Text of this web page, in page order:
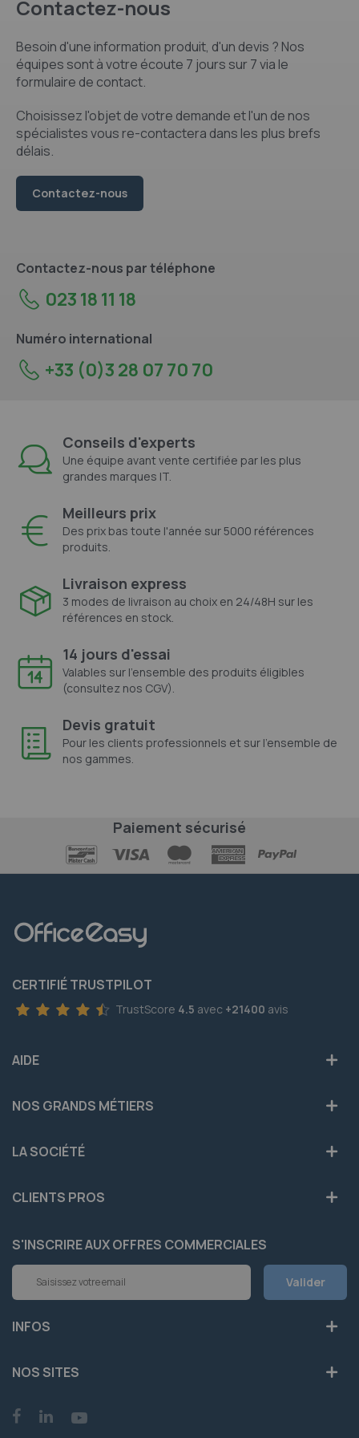
Contactez-nous
Besoin d'une information produit, d'un devis ? Nos
équipes sont à votre écoute 7 jours sur 7 via le
formulaire de contact.
Choisissez l'objet de votre demande et l'un de nos
spécialistes vous re-contactera dans les plus brefs
délais.
Contactez-nous
Contactez-nous par téléphone
023 18 11 18
Numéro international
+33 (0)3 28 07 70 70
Conseils d'experts
Une équipe avant vente certifiée par les plus
grandes marques IT.
Meilleurs prix
Des prix bas toute l'année sur 5000 références
produits.
Livraison express
3 modes de livraison au choix en 24/48H sur les
références en stock.
14 jours d'essai
Valables sur l'ensemble des produits éligibles
(consultez nos CGV).
Devis gratuit
Pour les clients professionnels et sur l'ensemble de
nos gammes.
Paiement sécurisé
CERTIFIÉ TRUSTPILOT
TrustScore 4.5 avec +21400 avis
AIDE
NOS GRANDS MÉTIERS
LA SOCIÉTÉ
CLIENTS PROS
S'INSCRIRE AUX OFFRES COMMERCIALES
Inscription
notre
newsletter
:
Valider
INFOS
NOS SITES